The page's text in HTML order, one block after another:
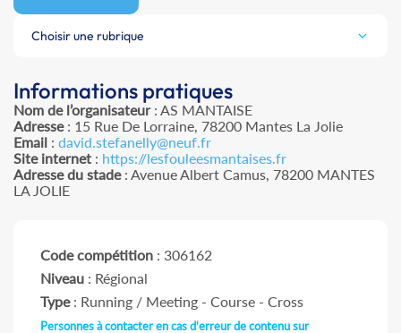
Choisir une rubrique
Informations pratiques
Nom de l’organisateur: AS MANTAISE
Adresse: 15 Rue De Lorraine, 78200 Mantes La Jolie
Email : david.stefanelly@neuf.fr
Site internet : https://lesfouleesmantaises.fr
Adresse du stade: Avenue Albert Camus, 78200 MANTES
LA JOLIE
Code compétition : 306162
Niveau : Régional
Type: Running / Meeting - Course - Cross
Personnes à contacter en cas d'erreur de contenu sur